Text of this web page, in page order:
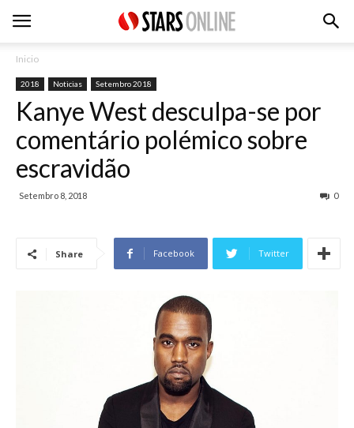
Inicio
2018 Noticias Setembro 2018
Kanye West desculpa-se por
comentário polémico sobre
escravidão
Setembro 8, 2018 0
Share Facebook Twitter